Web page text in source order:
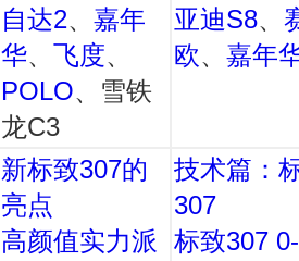
自达2、 嘉年
华、 飞度、
POLO、雪铁
龙C3
亚迪S8、
欧、 嘉年
新标致307的
亮点
高颜值实力派
技术篇：
307
标致307 0-